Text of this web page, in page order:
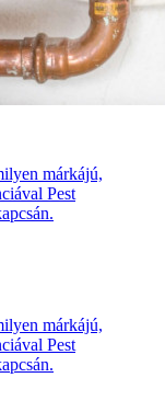
márkájú,
Pest
márkájú,
Pest